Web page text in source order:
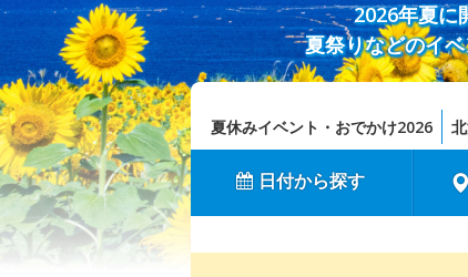
2026年夏に
夏祭りなどのイ
夏休みイベント・おでかけ2026
日付から探す